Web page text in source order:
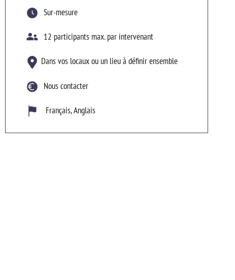
Sur-mesure
12 participants max. par intervenant
Dans vos locaux ou un lieu à définir ensemble
Nous contacter
Français,Anglais